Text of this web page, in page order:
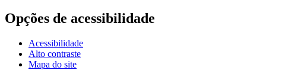
Opções de acessibilidade
Acessibilidade
Alto contraste
Mapa do site